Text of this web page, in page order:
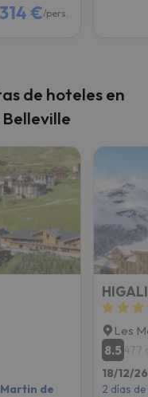
314 €/pers.
de hoteles en
de
Les
8.5 477
18/12/
2 días